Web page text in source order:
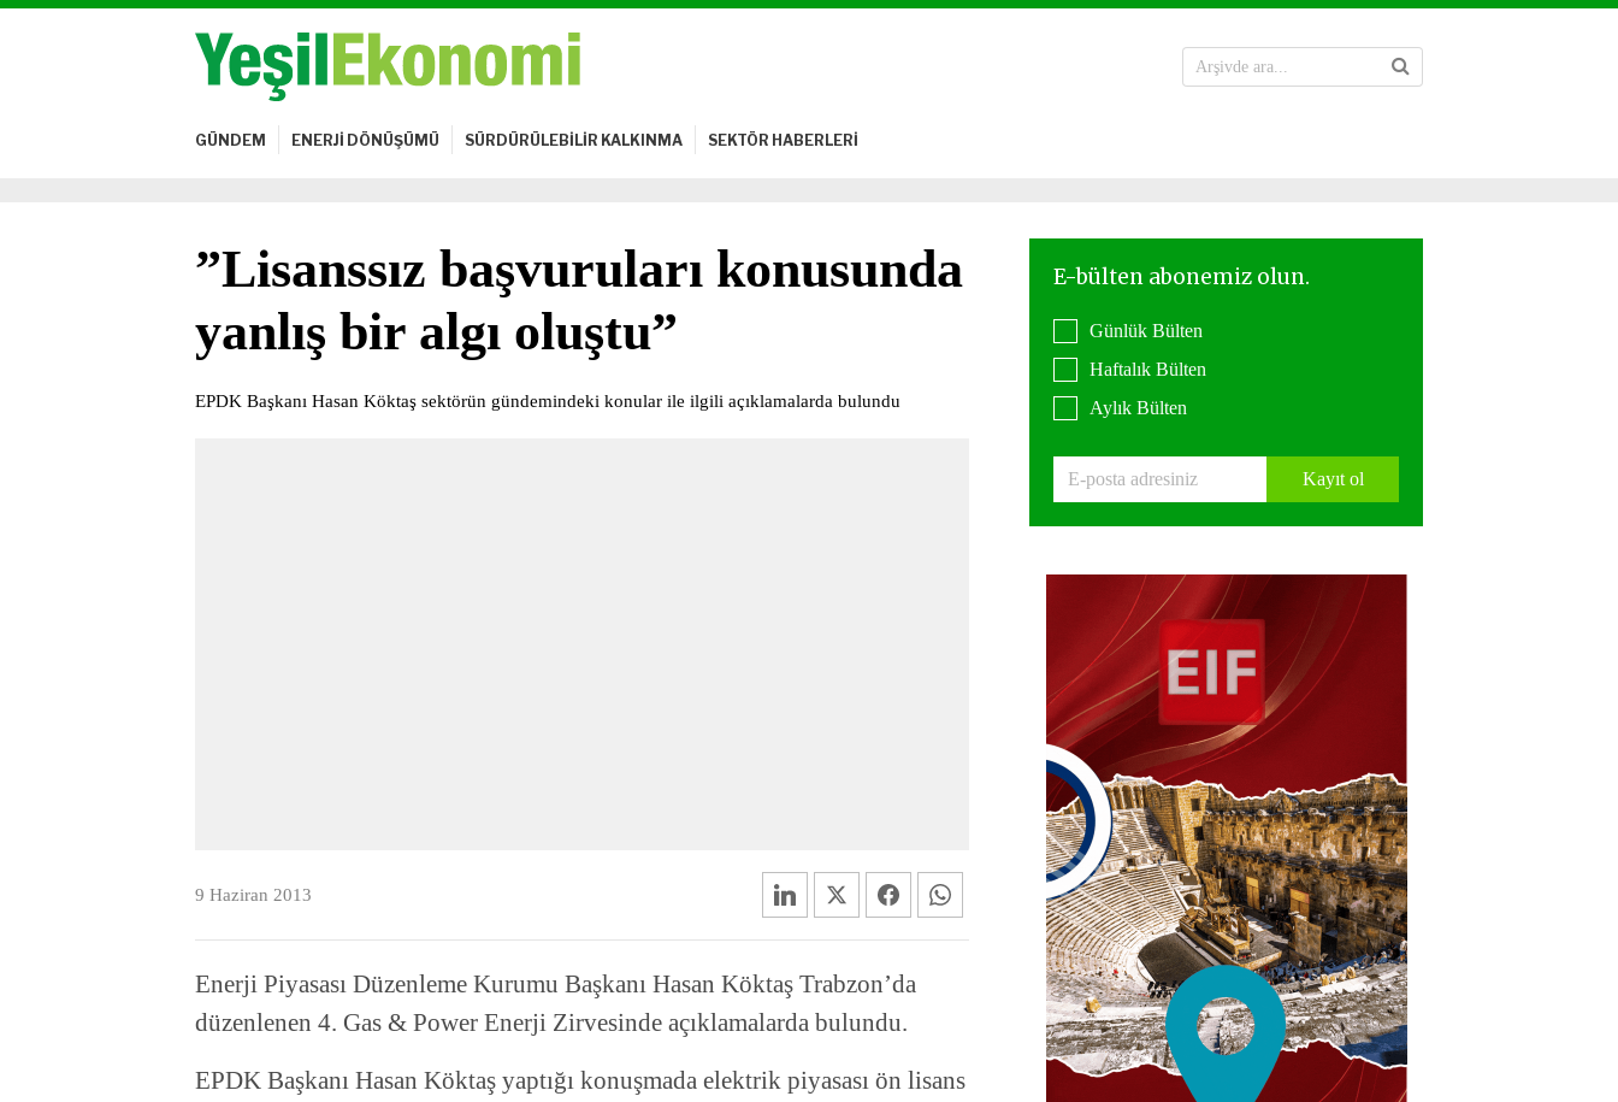
GÜNDEM ENERJİ DÖNÜŞÜMÜ SÜRDÜRÜLEBİLİR KALKINMA SEKTÖR HABERLERİ
”Lisanssız başvuruları konusunda
yanlış bir algı oluştu”
EPDK Başkanı Hasan Köktaş sektörün gündemindeki konular ile ilgili açıklamalarda bulundu
9 Haziran 2013
Enerji Piyasası Düzenleme Kurumu Başkanı Hasan Köktaş Trabzon’da
düzenlenen 4. Gas & Power Enerji Zirvesinde açıklamalarda bulundu.
EPDK Başkanı Hasan Köktaş yaptığı konuşmada elektrik piyasası ön lisans
Günlük Bülten
Haftalık Bülten
Aylık Bülten
Kayıt ol